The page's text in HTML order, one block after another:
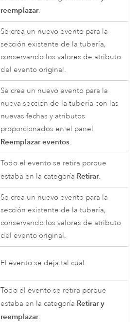
reemplazar.
Se crea un nuevo evento para la
sección existente de la tubería,
conservando los valores de atributo
del evento original.
Se crea un nuevo evento para la
nueva sección de la tubería con las
nuevas fechas y atributos
proporcionados en el panel
Reemplazar eventos.
Todo el evento se retira porque
estaba en la categoría Retirar.
Se crea un nuevo evento para la
sección existente de la tubería,
conservando los valores de atributo
del evento original.
El evento se deja tal cual.
Todo el evento se retira porque
estaba en la categoría Retirar y
reemplazar.